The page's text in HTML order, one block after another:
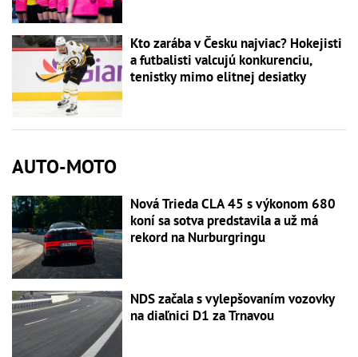
Kto zarába v Česku najviac? Hokejisti
a futbalisti valcujú konkurenciu,
tenistky mimo elitnej desiatky
AUTO-MOTO
Nová Trieda CLA 45 s výkonom 680
koní sa sotva predstavila a už má
rekord na Nurburgringu
NDS začala s vylepšovaním vozovky
na diaľnici D1 za Trnavou